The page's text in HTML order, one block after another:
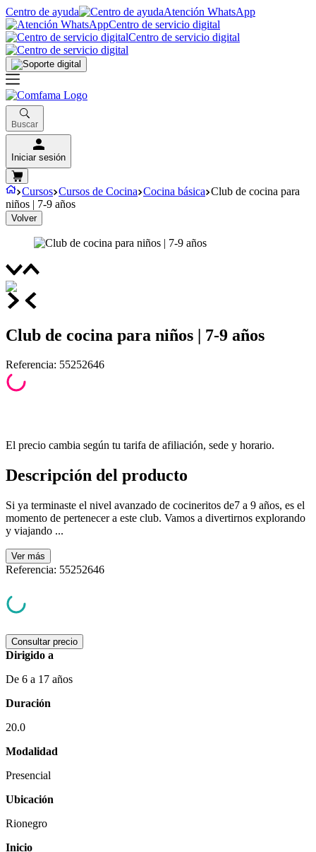
Centro de ayuda
Atención WhatsApp
Centro de servicio digital
Centro de servicio digital
Buscar
Iniciar sesión
Cursos Cursos de Cocina Cocina básica Club de cocina para
niños | 7-9 años
Volver
Club de cocina para niños | 7-9 años
Referencia: 55252646
El precio cambia según tu tarifa de afiliación, sede y horario.
Descripción del producto
Si ya terminaste el nivel avanzado de cocineritos de7 a 9 años, es el
momento de pertenecer a este club. Vamos a divertirnos explorando
y viajando ...
Ver más
Referencia: 55252646
Consultar precio
Dirigido a
De 6 a 17 años
Duración
20.0
Modalidad
Presencial
Ubicación
Rionegro
Inicio